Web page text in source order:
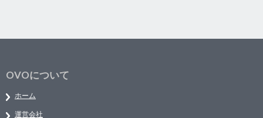
OVOについて
ホーム
運営会社